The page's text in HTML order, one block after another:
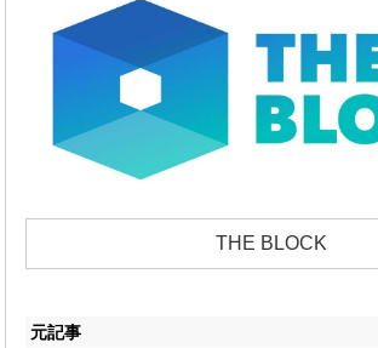
THE BLOCK
元記事